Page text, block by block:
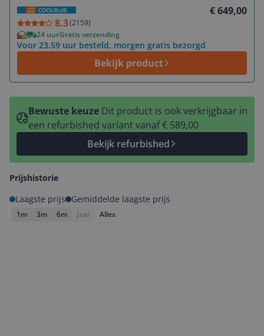
8.3(2159)
€ 649,00
24 uurGratis verzending
Voor 23.59 uur besteld, morgen gratis bezorgd
Bekijk product
Bewuste keuze Dit product is ook verkrijgbaar in
een refurbished variant vanaf € 589,00
Bekijk refurbished
Prijshistorie
Laagste prijs
Gemiddelde laagste prijs
1m 3m 6m Jaar Alles